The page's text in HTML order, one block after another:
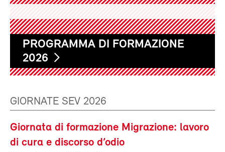
PROGRAMMA DI FORMAZIONE
2026
GIORNATE SEV 2026
Giornata di formazione Migrazione: lavoro
di cura e discorso d’odio